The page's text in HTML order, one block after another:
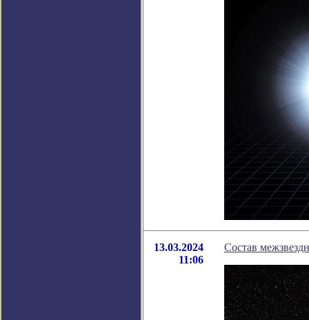
13.03.2024
11:06
Состав